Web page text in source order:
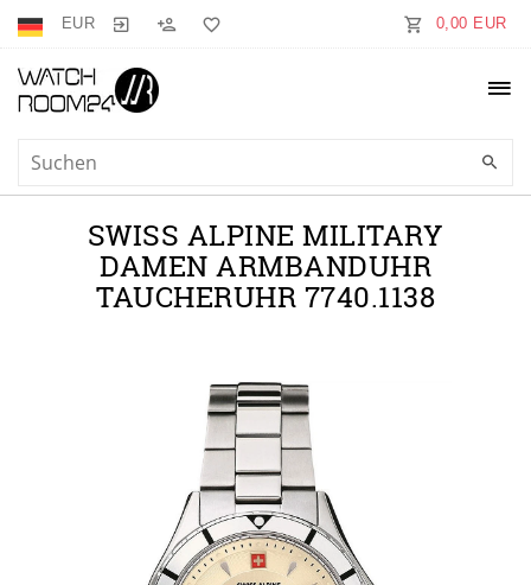
EUR 0,00 EUR
SWISS ALPINE MILITARY
DAMEN ARMBANDUHR
TAUCHERUHR 7740.1138